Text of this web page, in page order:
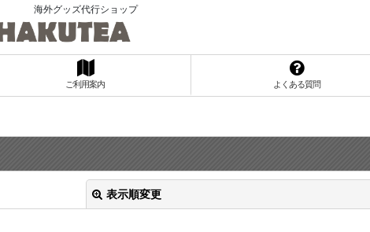
海外グッズ代行ショップ
ご利用案内 よくある質問
表示順変更